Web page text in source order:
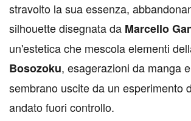
stravolto la sua essenza,
silhouette disegnata da Marcello
un'estetica che mescola elementi
Bosozoku, esagerazioni da manga
sembrano uscite da un esperimento
andato fuori controllo.